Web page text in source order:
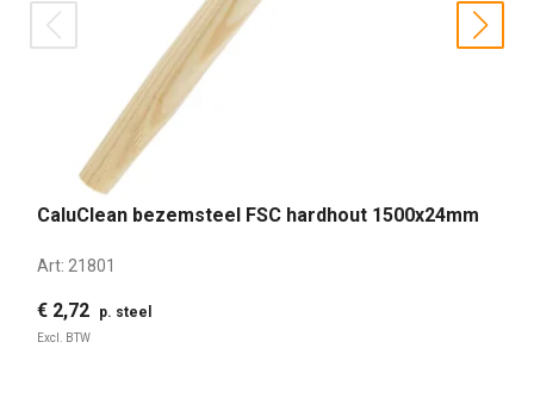
CaluClean bezemsteel FSC hardhout 1500x24mm
Art: 21801
€ 2,72 p. steel
Excl. BTW
prev next